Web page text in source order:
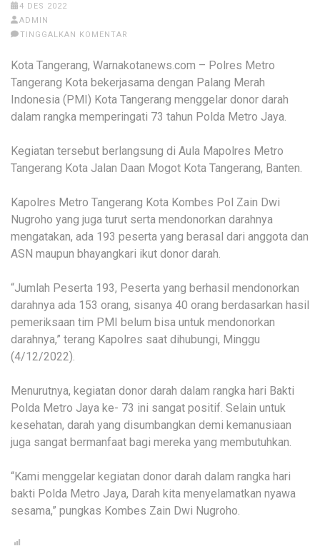
4 DES 2022
ADMIN
TINGGALKAN KOMENTAR
Kota Tangerang, Warnakotanews.com – Polres Metro
Tangerang Kota bekerjasama dengan Palang Merah
Indonesia (PMI) Kota Tangerang menggelar donor darah
dalam rangka memperingati 73 tahun Polda Metro Jaya.
Kegiatan tersebut berlangsung di Aula Mapolres Metro
Tangerang Kota Jalan Daan Mogot Kota Tangerang, Banten.
Kapolres Metro Tangerang Kota Kombes Pol Zain Dwi
Nugroho yang juga turut serta mendonorkan darahnya
mengatakan, ada 193 peserta yang berasal dari anggota dan
ASN maupun bhayangkari ikut donor darah.
“Jumlah Peserta 193, Peserta yang berhasil mendonorkan
darahnya ada 153 orang, sisanya 40 orang berdasarkan hasil
pemeriksaan tim PMI belum bisa untuk mendonorkan
darahnya,” terang Kapolres saat dihubungi, Minggu
(4/12/2022).
Menurutnya, kegiatan donor darah dalam rangka hari Bakti
Polda Metro Jaya ke- 73 ini sangat positif. Selain untuk
kesehatan, darah yang disumbangkan demi kemanusiaan
juga sangat bermanfaat bagi mereka yang membutuhkan.
“Kami menggelar kegiatan donor darah dalam rangka hari
bakti Polda Metro Jaya, Darah kita menyelamatkan nyawa
sesama,” pungkas Kombes Zain Dwi Nugroho.